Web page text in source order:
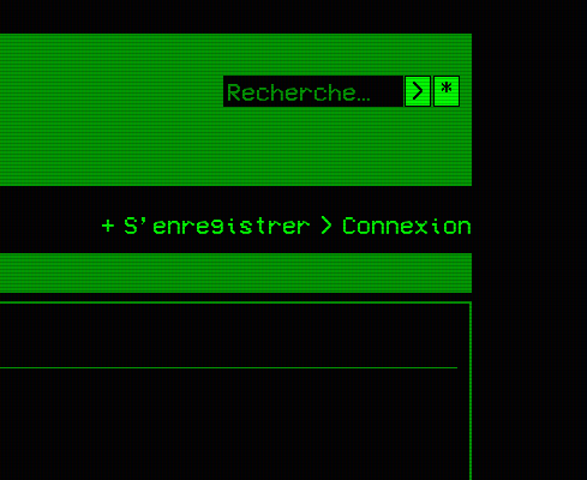
Rechercher
Connexion
S’enregistrer